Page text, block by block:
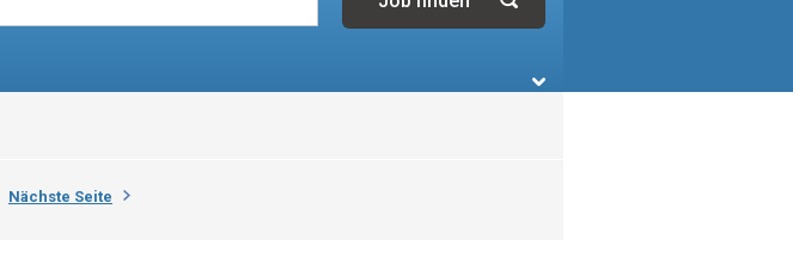
Nächste Seite